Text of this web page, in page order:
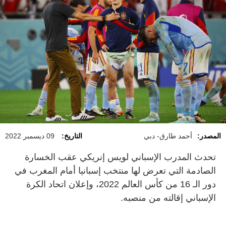
المصدر: أحمد طارق- دبي التاريخ: 09 ديسمبر 2022
تحدث المدرب الإسباني لويس إنريكي عقب الخسارة
الصادمة التي تعرض لها منتخب إسبانيا أمام المغرب في
دور الـ 16 من كأس العالم 2022، وإعلان اتحاد الكرة
الإسباني إقالته من منصبه.